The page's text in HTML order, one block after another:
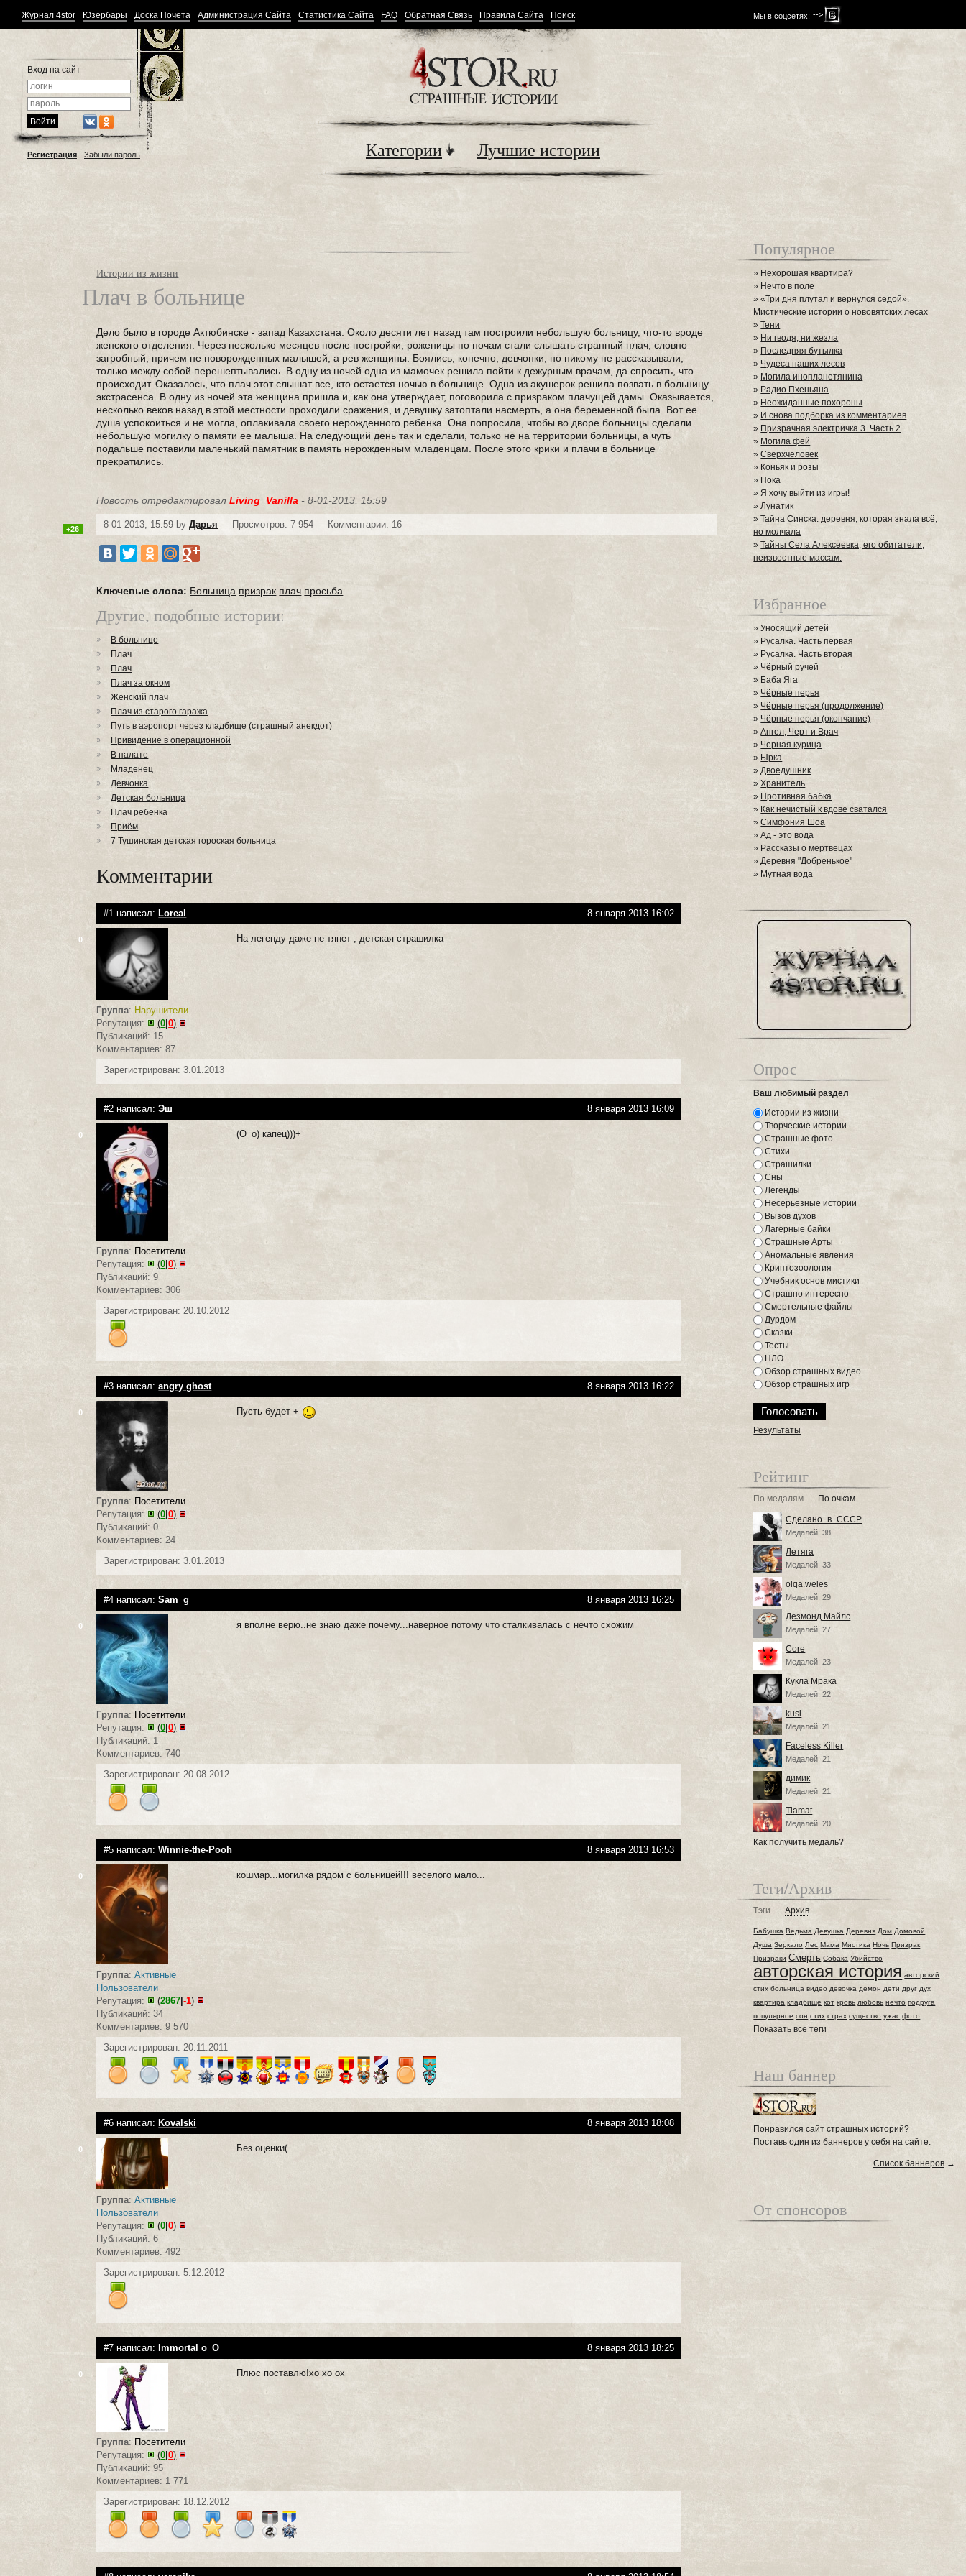
Мы в соцсетях: -->
Журнал 4stor Юзербары Доска Почета Администрация Сайта Статистика Сайта FAQ Обратная Связь Правила Сайта Поиск
Вход на сайт
Регистрация Забыли пароль Категории Лучшие истории
Истории из жизни
Плач в больнице
Дело было в городе Актюбинске - запад Казахстана. Около десяти лет назад там построили небольшую больницу, что-то вроде
женского отделения. Через несколько месяцев после постройки, роженицы по ночам стали слышать странный плач, словно
загробный, причем не новорожденных малышей, а рев женщины. Боялись, конечно, девчонки, но никому не рассказывали,
только между собой перешептывались. В одну из ночей одна из мамочек решила пойти к дежурным врачам, да спросить, что
происходит. Оказалось, что плач этот слышат все, кто остается ночью в больнице. Одна из акушерок решила позвать в больницу
экстрасенса. В одну из ночей эта женщина пришла и, как она утверждает, поговорила с призраком плачущей дамы. Оказывается,
несколько веков назад в этой местности проходили сражения, и девушку затоптали насмерть, а она беременной была. Вот ее
душа успокоиться и не могла, оплакивала своего нерожденного ребенка. Она попросила, чтобы во дворе больницы сделали
небольшую могилку о памяти ее малыша. На следующий день так и сделали, только не на территории больницы, а чуть
подальше поставили маленький памятник в память нерожденным младенцам. После этого крики и плачи в больнице
прекратились.
Новость отредактировалLiving_Vanilla - 8-01-2013, 15:59
8-01-2013, 15:59 byДарья Просмотров: 7 954 Комментарии: 16
+26
Ключевые слова: Больница призрак плач просьба
Другие, подобные истории:
В больнице
Плач
Плач
Плач за окном
Женский плач
Плач из старого гаража
Путь в аэропорт через кладбище (страшный анекдот)
Привидение в операционной
В палате
Младенец
Девчонка
Детская больница
Плач ребенка
Приём
7 Тушинская детская гороская больница
Комментарии
#1 написал: Loreal 8 января 2013 16:02
0
Группа: Нарушители
Репутация:
(0 |0)
Публикаций: 15
Комментариев: 87
На легенду даже не тянет , детская страшилка
Зарегистрирован: 3.01.2013
#2 написал:Эш 8 января 2013 16:09
0
Группа: Посетители
Репутация:
(0|0)
Публикаций: 9
Комментариев: 306
(О_о) капец)))+
Зарегистрирован: 20.10.2012
#3 написал:angry ghost 8 января 2013 16:22
0
Группа: Посетители
Репутация:
(0|0)
Публикаций: 0
Комментариев: 24
Пусть будет +
Зарегистрирован: 3.01.2013
#4 написал:Sam_g 8 января 2013 16:25
0
Группа: Посетители
Репутация:
(0|0)
Публикаций: 1
Комментариев: 740
я вполне верю..не знаю даже почему...наверное потому что сталкивалась с нечто схожим
Зарегистрирован: 20.08.2012
#5 написал:Winnie-the-Pooh 8 января 2013 16:53
0
Группа:Активные
Пользователи
Репутация:
(2867 |-1)
Публикаций: 34
Комментариев: 9 570
кошмар...могилка рядом с больницей!!! веселого мало...
Зарегистрирован: 20.11.2011
#6 написал: Kovalski 8 января 2013 18:08
0
Группа:Активные
Пользователи
Репутация:
(0 |0)
Публикаций: 6
Комментариев: 492
Без оценки(
Зарегистрирован: 5.12.2012
#7 написал: Immortal o_O 8 января 2013 18:25
0
Группа: Посетители
Репутация:
(0 |0)
Публикаций: 95
Комментариев: 1 771
Плюс поставлю!хо хо ох
Зарегистрирован: 18.12.2012
Популярное
» Нехорошая квартира?
» Нечто в поле
»«Три дня плутал и вернулся седой».
Мистические истории о нововятских лесах
»Тени
» Ни гводя, ни жезла
» Последняя бутылка
» Чудеса наших лесов
» Могила инопланетянина
» Радио Пхеньяна
» Неожиданные похороны
» И снова подборка из комментариев
» Призрачная электричка 3. Часть 2
» Могила фей
»Сверхчеловек
» Коньяк и розы
» Пока
»Я хочу выйти из игры!
»Лунатик
»Тайна Синска: деревня, которая знала всё,
но молчала
»Тайны Села Алексеевка, его обитатели,
неизвестные массам.
Избранное
»Уносящий детей
» Русалка. Часть первая
» Русалка. Часть вторая
» Чёрный ручей
» Баба Яга
»Чёрные перья
» Чёрные перья (продолжение)
» Чёрные перья (окончание)
»Ангел, Черт и Врач
» Черная курица
» Ырка
»Двоедушник
»Хранитель
» Противная бабка
» Как нечистый к вдове сватался
»Симфония Шоа
»Ад - это вода
» Рассказы о мертвецах
»Деревня "Добренькое"
» Мутная вода
Опрос
Ваш любимый раздел
Истории из жизни
Творческие истории
Страшные фото
Стихи
Страшилки
Сны
Легенды
Несерьезные истории
Вызов духов
Лагерные байки
Страшные Арты
Аномальные явления
Криптозоология
Учебник основ мистики
Страшно интересно
Смертельные файлы
Дурдом
Сказки
Тесты
НЛО
Обзор страшных видео
Обзор страшных игр
Результаты
Рейтинг
По медалям По очкам
Сделано_в_СССР
Медалей: 38
Летяга
Медалей: 33
olqa.weles
Медалей: 29
Дезмонд Майлс
Медалей: 27
Core
Медалей: 23
Кукла Мрака
Медалей: 22
kusi
Медалей: 21
Faceless Killer
Медалей: 21
димик
Медалей: 21
Tiamat
Медалей: 20
Как получить медаль?
Теги/Архив
Тэги Архив
Бабушка Ведьма Девушка Деревня Дом Домовой
Душа Зеркало Лес Мама Мистика Ночь Призрак
Призраки Смерть Собака Убийство
авторская история авторский
стих больница видео девочка демон дети друг дух
квартира кладбище кот кровь любовь нечто подруга
популярное сон стих страх существо ужас фото
Показать все теги
Наш баннер
Понравился сайт страшных историй?
Поставь один из баннеров у себя на сайте.
Список баннеров →
От спонсоров